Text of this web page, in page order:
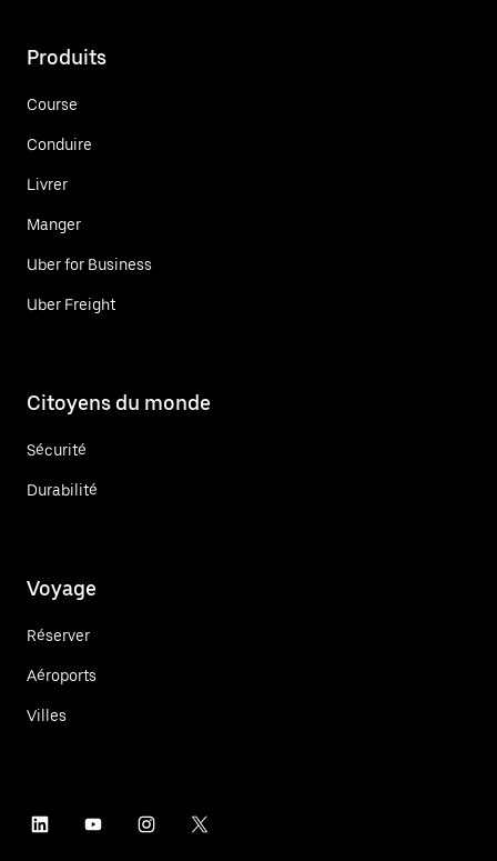
Produits
Course
Conduire
Livrer
Manger
Uber for Business
Uber Freight
Citoyens du monde
Sécurité
Durabilité
Voyage
Réserver
Aéroports
Villes